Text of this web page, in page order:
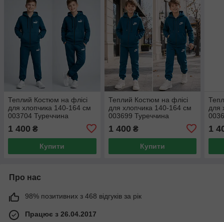
Теплий Костюм на флісі
для хлопчика 140-164 см
003704 Туреччина
1 400 ₴
Купити
Теплий Костюм на флісі
для хлопчика 140-164 см
003699 Туреччина
1 400 ₴
Купити
для
1
Про нас
98% позитивних з 468 відгуків за рік
Працює з 26.04.2017